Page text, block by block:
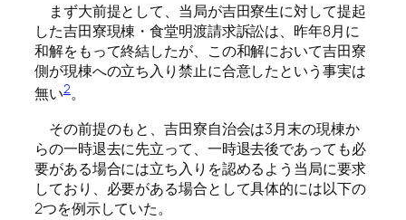
まず大前提として、当局が吉田寮生に対して提起
した吉田寮現棟・食堂明渡請求訴訟は、昨年8月に
和解をもって終結したが、この和解において吉田寮
側が現棟への立ち入り禁止に合意したという事実は
無い2。
その前提のもと、吉田寮自治会は3月末の現棟か
らの一時退去に先立って、一時退去後であっても必
要がある場合には立ち入りを認めるよう当局に要求
しており、必要がある場合として具体的には以下の
2つを例示していた。